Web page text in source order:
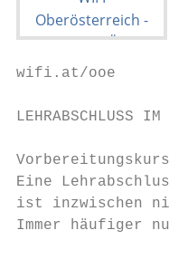
wifi.at/ooe
LEHRABSCHLUSS
Eine
ist inzwischen
Immer häufiger